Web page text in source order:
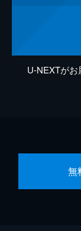
U-NEXTが
無